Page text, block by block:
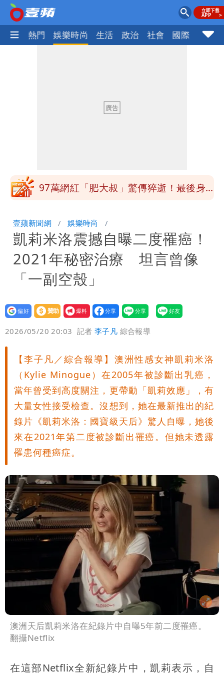
焦點 熱門 娛樂時尚 生活 政治 社會 國際 財經
蔣萬安民調只贏5％「現任優勢去哪？」
明典曝後續變化
97萬網紅「肥大叔」驚傳猝逝！最後身
次恐圈存
慈濟遭詐10億！律師看聲明揪「3點
怪」：不像被害人
藍昔狂譙擋疫苗 慈濟真變「世紀大騙
局」！網朝聖翻車文笑了
川普出重手！禁中國機器人、逆變器進
口 防北京滲透供應鏈
慈濟被騙10億！陳時中一語成讖 王必
勝：時間久看出睿智
白海豚路徑「搖擺」 暴風圈估擦沿岸！
可能籠罩4縣市
白海豚4個關鍵時間點！專家：明晚起風
雨最大
老公外遇修復內幕！欣西亞曬牽手照「2
人身體卻僵硬」
白海豚最快下午海警！大雨襲7縣市 明
恐發陸警
蔣萬安民調只贏5％「現任優勢去哪？」
壹蘋新聞網 娛樂時尚
凱莉米洛震撼自曝二度罹癌！
2021年秘密治療 坦言曾像
「一副空殼」
設為
贊助
我要
爆料
2026/05/20 20:03 記者李子凡 綜合報導
【李子凡／綜合報導】澳洲性感女神凱莉米洛
（Kylie Minogue）在2005年被診斷出乳癌，
當年曾受到高度關注，更帶動「凱莉效應」，有
大量女性接受檢查。沒想到，她在最新推出的紀
錄片《凱莉米洛：國寶級天后》驚人自曝，她後
來在2021年第二度被診斷出罹癌。但她未透露
罹患何種癌症。
澳洲天后凱莉米洛在紀錄片中自曝5年前二度罹癌。
翻攝Netflix
在這部Netflix全新紀錄片中，凱莉表示，自